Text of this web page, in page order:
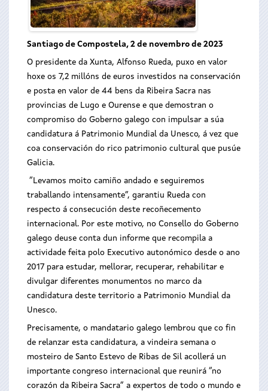
Santiago de Compostela, 2 de novembro de 2023
O presidente da Xunta, Alfonso Rueda, puxo en valor
hoxe os 7,2 millóns de euros investidos na conservación
e posta en valor de 44 bens da Ribeira Sacra nas
provincias de Lugo e Ourense e que demostran o
compromiso do Goberno galego con impulsar a súa
candidatura á Patrimonio Mundial da Unesco, á vez que
coa conservación do rico patrimonio cultural que pusúe
Galicia.
“Levamos moito camiño andado e seguiremos
traballando intensamente”, garantiu Rueda con
respecto á consecución deste recoñecemento
internacional. Por este motivo, no Consello do Goberno
galego deuse conta dun informe que recompila a
actividade feita polo Executivo autonómico desde o ano
2017 para estudar, mellorar, recuperar, rehabilitar e
divulgar diferentes monumentos no marco da
candidatura deste territorio a Patrimonio Mundial da
Unesco.
Precisamente, o mandatario galego lembrou que co fin
de relanzar esta candidatura, a vindeira semana o
mosteiro de Santo Estevo de Ribas de Sil acollerá un
importante congreso internacional que reunirá “no
corazón da Ribeira Sacra” a expertos de todo o mundo e